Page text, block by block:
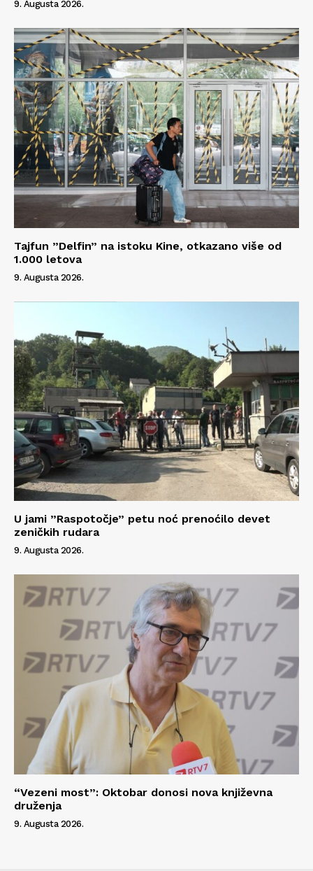
Info
O nama
Kontakt
Impressum
9. Augusta 2026.
Tajfun ”Delfin” na istoku Kine, otkazano više od
1.000 letova
9. Augusta 2026.
U jami ”Raspotočje” petu noć prenoćilo devet
zeničkih rudara
9. Augusta 2026.
“Vezeni most”: Oktobar donosi nova književna
druženja
9. Augusta 2026.